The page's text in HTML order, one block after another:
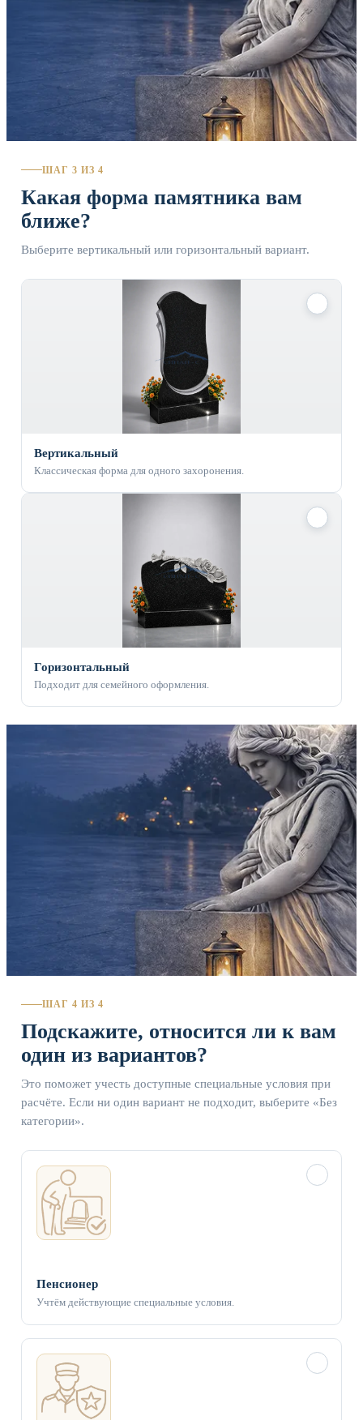
ШАГ 3 ИЗ 4
Какая форма памятника вам
ближе?
Выберите вертикальный или горизонтальный вариант.
Вертикальный
Классическая форма для одного захоронения.
Горизонтальный
Подходит для семейного оформления.
ШАГ 4 ИЗ 4
Подскажите, относится ли к вам
один из вариантов?
Это поможет учесть доступные специальные условия при
расчёте. Если ни один вариант не подходит, выберите «Без
категории».
Пенсионер
Учтём действующие специальные условия.